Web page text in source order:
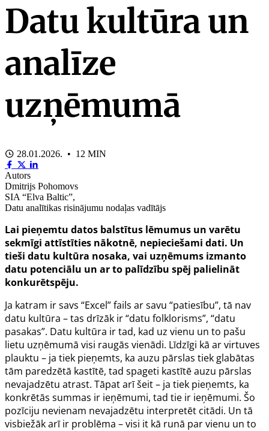
Datu kultūra un
analīze
uzņēmumā
28.01.2026. • 12 MIN
Autors
Dmitrijs Pohomovs
SIA “Elva Baltic”,
Datu analītikas risinājumu nodaļas vadītājs
Lai pieņemtu datos balstītus lēmumus un varētu
sekmīgi attīstīties nākotnē, nepieciešami dati. Un
tieši datu kultūra nosaka, vai uzņēmums izmanto
datu potenciālu un ar to palīdzību spēj palielināt
konkurētspēju.
Ja katram ir savs “Excel” fails ar savu “patiesību”, tā nav
datu kultūra – tas drīzāk ir “datu folklorisms”, “datu
pasakas”. Datu kultūra ir tad, kad uz vienu un to pašu
lietu uzņēmumā visi raugās vienādi. Līdzīgi kā ar virtuves
plauktu – ja tiek pieņemts, ka auzu pārslas tiek glabātas
tām paredzētā kastītē, tad spageti kastītē auzu pārslas
nevajadzētu atrast. Tāpat arī šeit – ja tiek pieņemts, ka
konkrētās summas ir ieņēmumi, tad tie ir ieņēmumi. Šo
pozīciju nevienam nevajadzētu interpretēt citādi. Un tā
visbiežāk arī ir problēma – visi it kā runā par vienu un to